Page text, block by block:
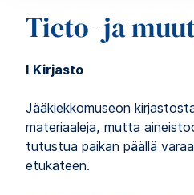
Tieto- ja
I Kirjasto
Jääkiekkomuseon
materiaaleja, mutta
tutustua paikan päällä
etukäteen.